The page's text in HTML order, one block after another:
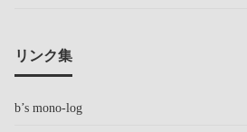
リンク集
b’s mono-log